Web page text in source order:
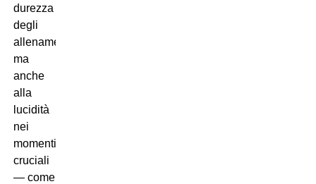
durezza
degli
allenamenti,
ma
anche
alla
lucidità
nei
momenti
cruciali
— come